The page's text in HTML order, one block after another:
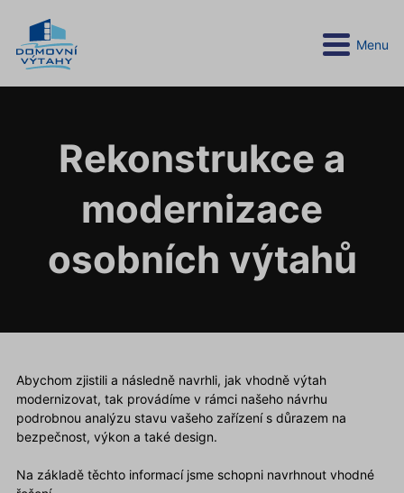
Menu
Rekonstrukce a
modernizace
osobních výtahů
Abychom zjistili a následně navrhli, jak vhodně výtah
modernizovat, tak provádíme v rámci našeho návrhu
podrobnou analýzu stavu vašeho zařízení s důrazem na
bezpečnost, výkon a také design.
Na základě těchto informací jsme schopni navrhnout vhodné